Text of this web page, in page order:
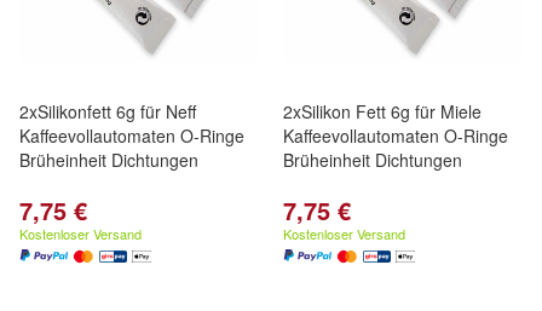
2xSilikonfett 6g für Neff
Kaffeevollautomaten O-Ringe
Brüheinheit Dichtungen
7,75 €
Kostenloser Versand
2xSilikon Fett 6g für Miele
Kaffeevollautomaten O-Ringe
Brüheinheit Dichtungen
7,75 €
Kostenloser Versand